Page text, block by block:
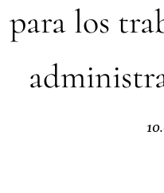
para los